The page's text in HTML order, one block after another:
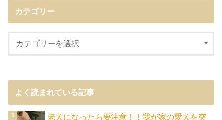
カテゴリー
よく読まれている記事
老犬になったら要注意！！我が家の愛犬を突